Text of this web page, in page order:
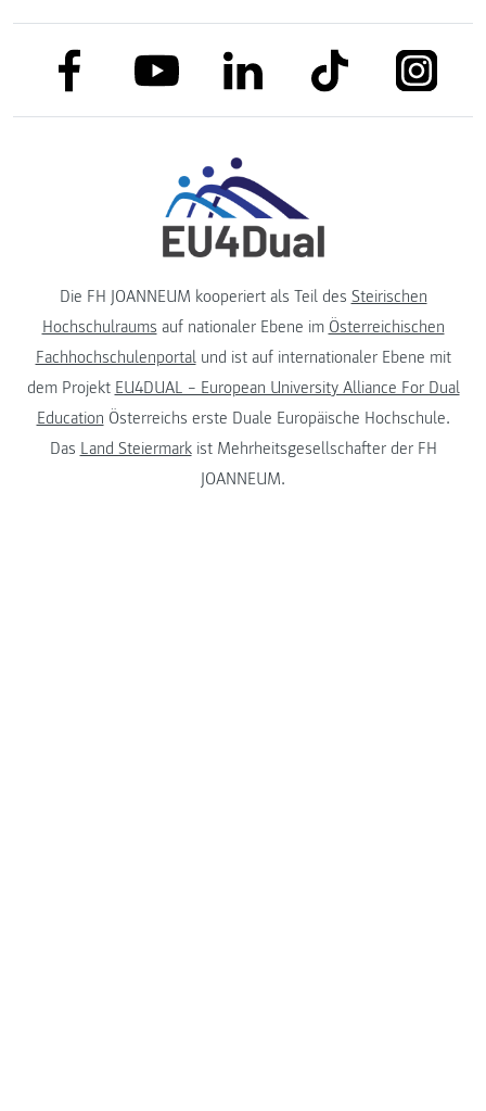
link to facebooklink to youtubelink to linkedinlink to tiktok link to
Die FH JOANNEUM kooperiert als Teil des Steirischen
Hochschulraums auf nationaler Ebene im Österreichischen
Fachhochschulenportalund ist auf internationaler Ebene mit
dem Projekt EU4DUAL – European University Alliance For Dual
Education Österreichs erste Duale Europäische Hochschule.
Das Land Steiermarkist Mehrheitsgesellschafter der FH
JOANNEUM.